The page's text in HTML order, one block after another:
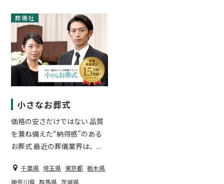
葬儀社
小さなお葬式
価格の安さだけではない 品質
を兼ね備えた“納得感”のある
お葬式 最近の葬儀業界は、...
千葉県 埼玉県 東京都 栃木県
神奈川県 群馬県 茨城県